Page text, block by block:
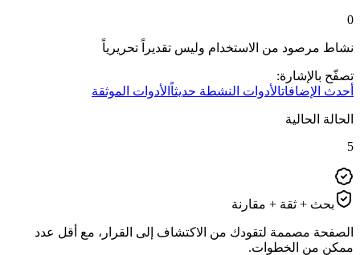
0
نشاط مرصود من الاستخدام وليس تقديراً تحريرياً
تصفّح بالإشارة:
أحدث الإضافاتالأدوات النشطة حديثاً الأدوات الموثقة
الحالة الحالية
5
بحث + ثقة + مقارنة
الصفحة مصممة لتقودك من الاكتشاف إلى القرار، مع أقل عدد
ممكن من الخطوات.